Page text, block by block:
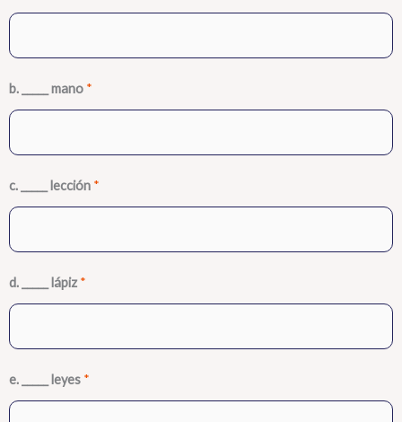
b. _____ mano *
c. _____ lección *
d. _____ lápiz *
e. _____ leyes *